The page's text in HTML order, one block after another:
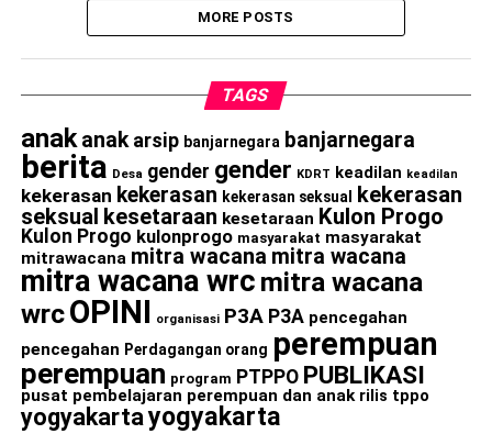
MORE POSTS
TAGS
anak anak arsip banjarnegara banjarnegara
berita Desa gender gender KDRT keadilan keadilan
kekerasan kekerasan kekerasan seksual
kekerasan
seksual kesetaraan kesetaraan Kulon Progo
Kulon Progo kulonprogo masyarakat masyarakat
mitrawacana mitra wacana mitra wacana
mitra wacana wrc mitra wacana
wrcOPINI organisasi P3A P3A pencegahan
pencegahan Perdagangan orang perempuan
perempuan program PTPPO PUBLIKASI
pusat pembelajaran perempuan dan anak rilis tppo
yogyakartayogyakarta